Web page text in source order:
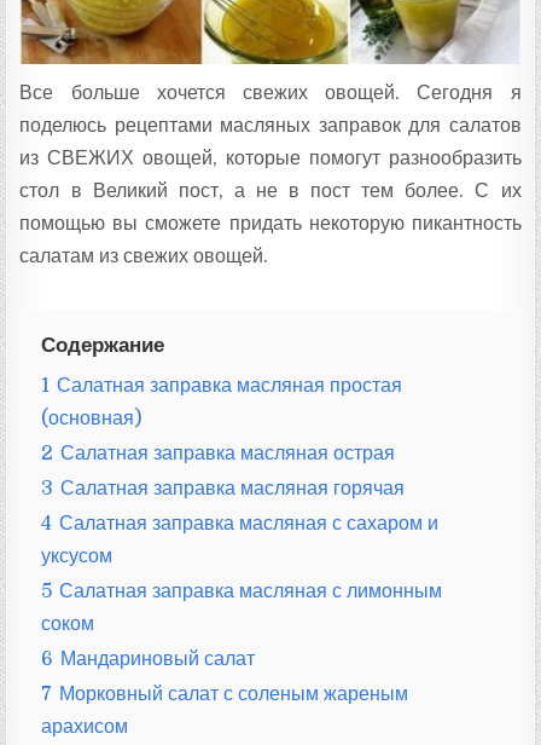
Все больше хочется свежих овощей. Сегодня я
поделюсь рецептами масляных заправок для салатов
из СВЕЖИХ овощей, которые помогут разнообразить
стол в Великий пост, а не в пост тем более. С их
помощью вы сможете придать некоторую пикантность
салатам из свежих овощей.
Содержание
1 Салатная заправка масляная простая
(основная)
2 Салатная заправка масляная острая
3 Салатная заправка масляная горячая
4 Салатная заправка масляная с сахаром и
уксусом
5 Салатная заправка масляная с лимонным
соком
6 Мандариновый салат
7 Морковный салат с соленым жареным
арахисом